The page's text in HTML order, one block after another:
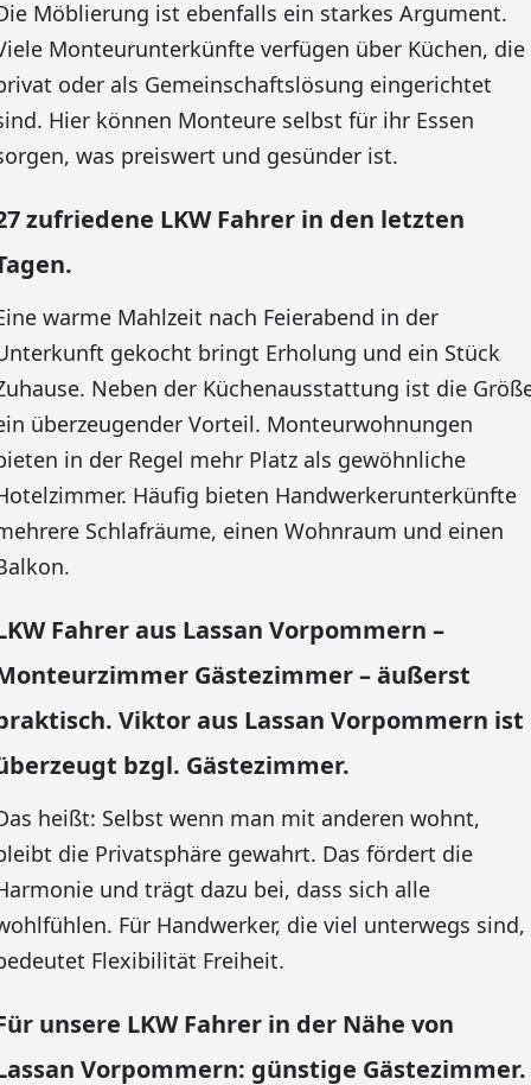
Möblierung ist ebenfalls ein starkes Argument.
Monteurunterkünfte verfügen über Küchen, die
oder als Gemeinschaftslösung eingerichtet
Hier können Monteure selbst für ihr Essen
was preiswert und gesünder ist.
zufriedene LKW Fahrer in den letzten
warme Mahlzeit nach Feierabend in der
gekocht bringt Erholung und ein Stück
Neben der Küchenausstattung ist die
überzeugender Vorteil. Monteurwohnungen
in der Regel mehr Platz als gewöhnliche
Häufig bieten Handwerkerunterkünfte
Schlafräume, einen Wohnraum und einen
Fahrer aus Lassan Vorpommern –
Gästezimmer – äußerst
Viktor aus Lassan Vorpommern ist
bzgl. Gästezimmer.
heißt: Selbst wenn man mit anderen wohnt,
die Privatsphäre gewahrt. Das fördert die
und trägt dazu bei, dass sich alle
Für Handwerker, die viel unterwegs sind,
Flexibilität Freiheit.
unsere LKW Fahrer in der Nähe von
Vorpommern: günstige Gästezimmer.